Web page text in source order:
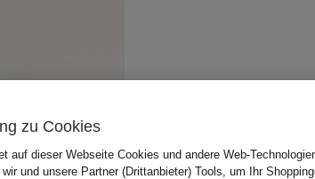
zu Cookies
auf dieser Webseite Cookies und andere Web-
und unsere Partner (Drittanbieter) Tools, um Ihr